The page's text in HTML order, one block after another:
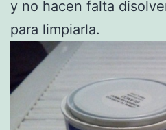
y no hacen falta
para limpiarla.